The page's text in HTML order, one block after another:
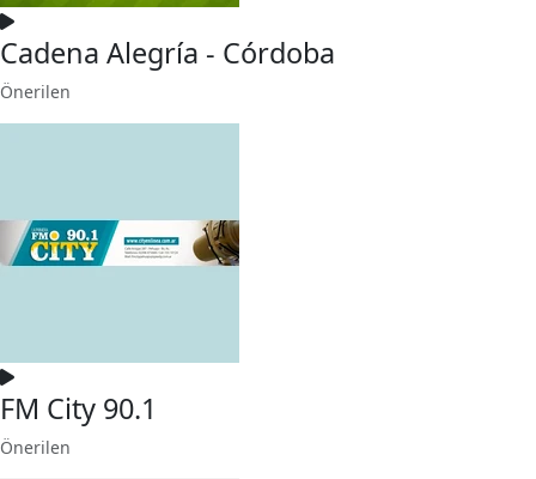
Cadena Alegría - Córdoba
Önerilen
FM City 90.1
Önerilen